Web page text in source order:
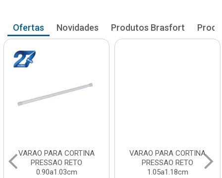
Ofertas Novidades Produtos Brasfort
VARAO PARA CORTINA
PRESSAO RETO
0.90a1.03cm
VARAO PARA CORTINA
PRESSAO RETO
1.05a1.18cm